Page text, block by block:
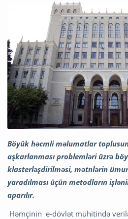
Böyük həcmli məlumatlar
aşkarlanması problemləri üzrə
klasterləşdirilməsi, mətnlərin
yaradılması üçün metodların
aparılır.
Həmçinin e-dövlət mühitində